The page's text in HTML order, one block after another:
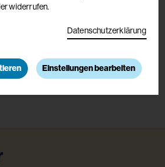
delatour.at
widerrufen.
Datenschutzerklärung
Einstellungen bearbeiten